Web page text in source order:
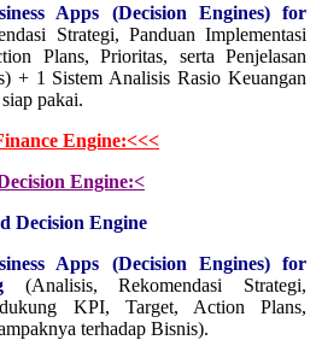
Apps (Decision Engines)
for
Strategi, Panduan Implementasi
Plans, Prioritas, serta Penjelasan
+ 1 Sistem Analisis Rasio Keuangan
pakai.
Engine:<<<
Engine:<
Decision Engine
Apps (Decision Engines) for
(Analisis, Rekomendasi Strategi,
KPI, Target, Action Plans,
terhadap Bisnis).